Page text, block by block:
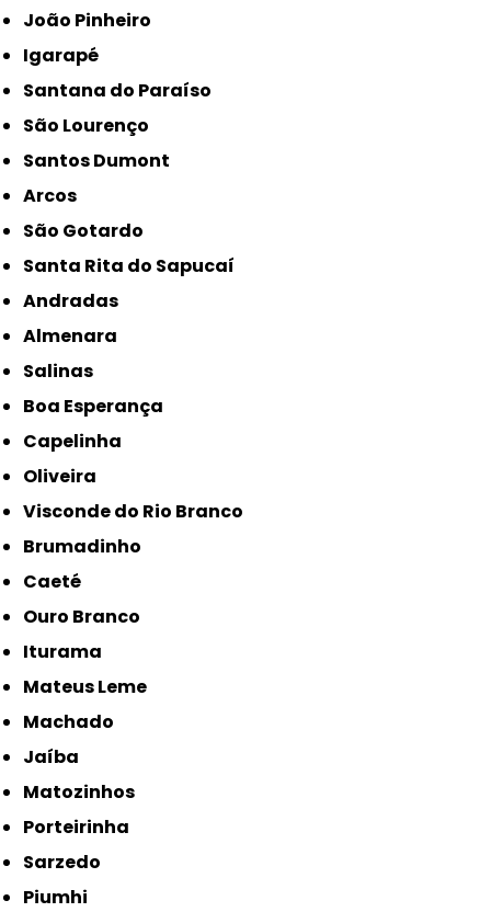
João Pinheiro
Igarapé
Santana do Paraíso
São Lourenço
Santos Dumont
Arcos
São Gotardo
Santa Rita do Sapucaí
Andradas
Almenara
Salinas
Boa Esperança
Capelinha
Oliveira
Visconde do Rio Branco
Brumadinho
Caeté
Ouro Branco
Iturama
Mateus Leme
Machado
Jaíba
Matozinhos
Porteirinha
Sarzedo
Piumhi